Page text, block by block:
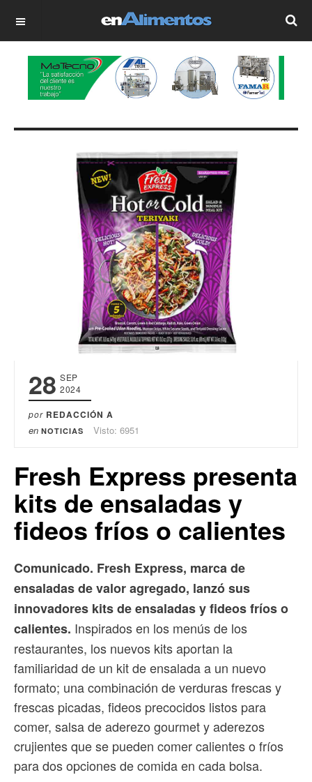
OFF CANVAS
28 SEP
2024
por REDACCIÓN A
en NOTICIAS Visto: 6951
Fresh Express presenta
kits de ensaladas y
fideos fríos o calientes
Comunicado. Fresh Express, marca de
ensaladas de valor agregado, lanzó sus
innovadores kits de ensaladas y fideos fríos o
calientes. Inspirados en los menús de los
restaurantes, los nuevos kits aportan la
familiaridad de un kit de ensalada a un nuevo
formato; una combinación de verduras frescas y
frescas picadas, fideos precocidos listos para
comer, salsa de aderezo gourmet y aderezos
crujientes que se pueden comer calientes o fríos
para dos opciones de comida en cada bolsa.